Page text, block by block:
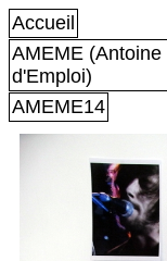
Accueil
AMEME
d'Emploi)
AMEME14